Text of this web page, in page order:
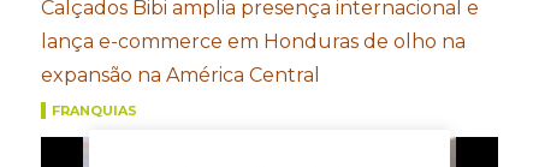
Calçados Bibi amplia presença internacional e
lança e-commerce em Honduras de olho na
expansão na América Central
FRANQUIAS